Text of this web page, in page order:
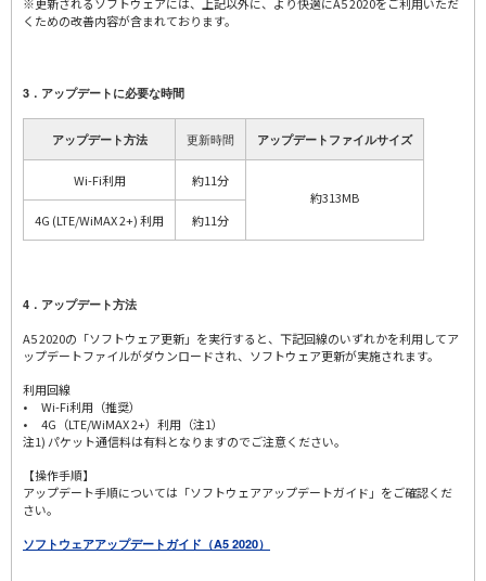
くための改善内容が含まれております。
3．アップデートに必要な時間
アップデート方法 更新時間 アップデートファイルサイズ
Wi-Fi利用
約11分
約313MB
4G (LTE/WiMAX 2+) 利用
約11分
4．アップデート方法
A5 2020の「ソフトウェア更新」を実行すると、下記回線のいずれかを利用してア
ップデートファイルがダウンロードされ、ソフトウェア更新が実施されます。
利用回線
• Wi-Fi利用（推奨）
• 4G（LTE/WiMAX 2+）利用（注1）
注1) パケット通信料は有料となりますのでご注意ください。
【操作手順】
アップデート手順については「ソフトウェアアップデートガイド」をご確認くだ
さい。
ソフトウェアアップデートガイド（A5 2020）